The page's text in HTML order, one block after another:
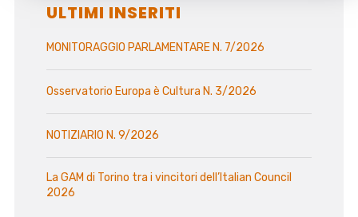
ULTIMI INSERITI
MONITORAGGIO PARLAMENTARE N. 7/2026
Osservatorio Europa è Cultura N. 3/2026
NOTIZIARIO N. 9/2026
La GAM di Torino tra i vincitori dell’Italian Council
2026